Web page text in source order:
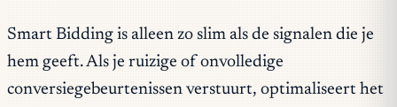
Smart Bidding is alleen zo slim als de signalen die je
hem geeft. Als je ruizige of onvolledige
conversiegebeurtenissen verstuurt, optimaliseert het